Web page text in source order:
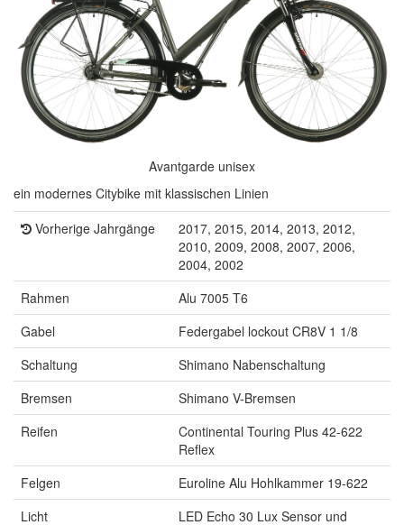
Avantgarde unisex
ein modernes Citybike mit klassischen Linien
Vorherige Jahrgänge
2017, 2015, 2014, 2013, 2012,
2010, 2009, 2008, 2007, 2006,
2004, 2002
Rahmen
Alu 7005 T6
Gabel
Federgabel lockout CR8V 1 1/8
Schaltung
Shimano Nabenschaltung
Bremsen
Shimano V-Bremsen
Reifen
Continental Touring Plus 42-622
Reflex
Felgen
Euroline Alu Hohlkammer 19-622
Licht
LED Echo 30 Lux Sensor und